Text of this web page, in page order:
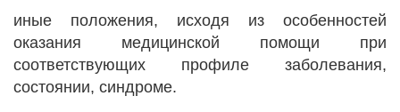
иные положения, исходя из особенностей
оказания медицинской помощи при
соответствующих профиле заболевания,
состоянии, синдроме.